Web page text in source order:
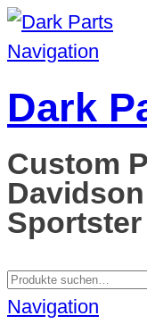
Navigation
Dark
Custom
Sportster
Suche
nach:
Navigation